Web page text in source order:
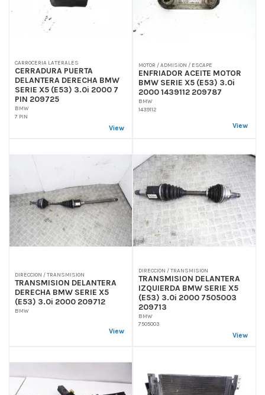
CARROCERIA LATERALES
CERRADURA PUERTA
DELANTERA DERECHA BMW
SERIE X5 (E53) 3.0i 2000 7
PIN 209725
BMW
7 PIN
View
MOTOR / ADMISION / ESCAPE
ENFRIADOR ACEITE MOTOR
BMW SERIE X5 (E53) 3.0i
2000 1439112 209787
BMW
1439112
View
DIRECCION / TRANSMISION
TRANSMISION DELANTERA
DERECHA BMW SERIE X5
(E53) 3.0i 2000 209712
BMW
View
DIRECCION / TRANSMISION
TRANSMISION DELANTERA
IZQUIERDA BMW SERIE X5
(E53) 3.0i 2000 7505003
209713
BMW
7505003
View